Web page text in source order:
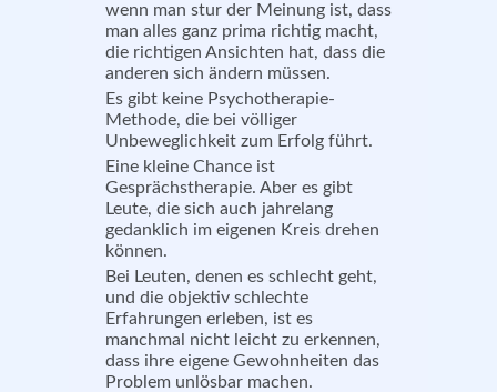
wenn man stur der Meinung ist, dass
man alles ganz prima richtig macht,
die richtigen Ansichten hat, dass die
anderen sich ändern müssen.
Es gibt keine Psychotherapie-
Methode, die bei völliger
Unbeweglichkeit zum Erfolg führt.
Eine kleine Chance ist
Gesprächstherapie. Aber es gibt
Leute, die sich auch jahrelang
gedanklich im eigenen Kreis drehen
können.
Bei Leuten, denen es schlecht geht,
und die objektiv schlechte
Erfahrungen erleben, ist es
manchmal nicht leicht zu erkennen,
dass ihre eigene Gewohnheiten das
Problem unlösbar machen.